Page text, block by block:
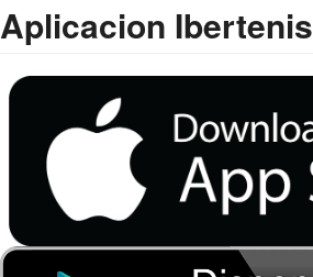
Aplicacion Ibertenis